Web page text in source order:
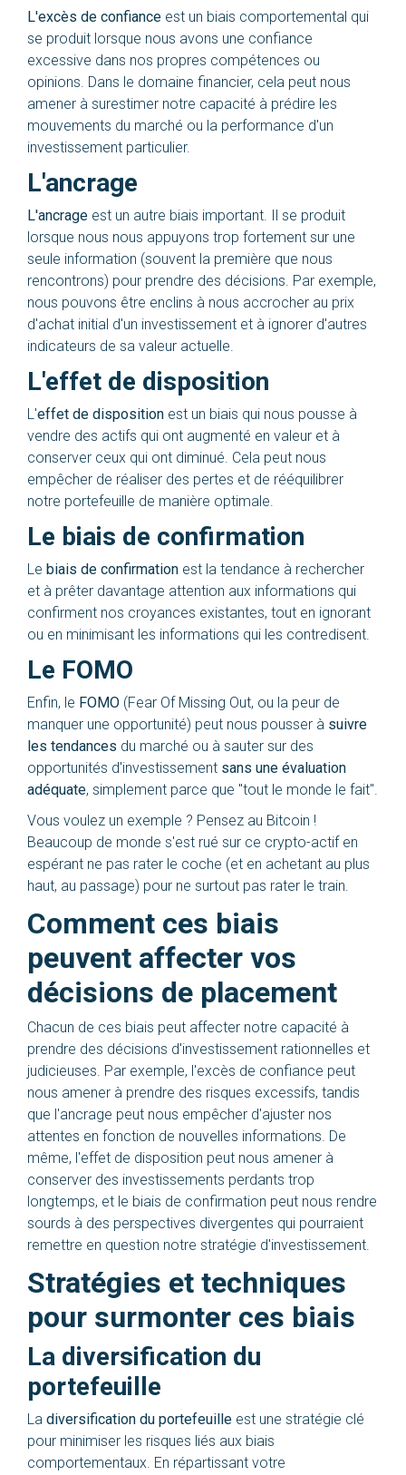
L'excès de confiance est un biais comportemental qui
se produit lorsque nous avons une confiance
excessive dans nos propres compétences ou
opinions. Dans le domaine financier, cela peut nous
amener à surestimer notre capacité à prédire les
mouvements du marché ou la performance d'un
investissement particulier.
L'ancrage
L'ancrage est un autre biais important. Il se produit
lorsque nous nous appuyons trop fortement sur une
seule information (souvent la première que nous
rencontrons) pour prendre des décisions. Par exemple,
nous pouvons être enclins à nous accrocher au prix
d'achat initial d'un investissement et à ignorer d'autres
indicateurs de sa valeur actuelle.
L'effet de disposition
L'effet de disposition est un biais qui nous pousse à
vendre des actifs qui ont augmenté en valeur et à
conserver ceux qui ont diminué. Cela peut nous
empêcher de réaliser des pertes et de rééquilibrer
notre portefeuille de manière optimale.
Le biais de confirmation
Le biais de confirmation est la tendance à rechercher
et à prêter davantage attention aux informations qui
confirment nos croyances existantes, tout en ignorant
ou en minimisant les informations qui les contredisent.
Le FOMO
Enfin, le FOMO (Fear Of Missing Out, ou la peur de
manquer une opportunité) peut nous pousser à suivre
les tendances du marché ou à sauter sur des
opportunités d'investissement sans une évaluation
adéquate, simplement parce que "tout le monde le fait".
Vous voulez un exemple ? Pensez au Bitcoin !
Beaucoup de monde s'est rué sur ce crypto-actif en
espérant ne pas rater le coche (et en achetant au plus
haut, au passage) pour ne surtout pas rater le train.
Comment ces biais
peuvent affecter vos
décisions de placement
Chacun de ces biais peut affecter notre capacité à
prendre des décisions d'investissement rationnelles et
judicieuses. Par exemple, l'excès de confiance peut
nous amener à prendre des risques excessifs, tandis
que l'ancrage peut nous empêcher d'ajuster nos
attentes en fonction de nouvelles informations. De
même, l'effet de disposition peut nous amener à
conserver des investissements perdants trop
longtemps, et le biais de confirmation peut nous rendre
sourds à des perspectives divergentes qui pourraient
remettre en question notre stratégie d'investissement.
Stratégies et techniques
pour surmonter ces biais
La diversification du
portefeuille
La diversification du portefeuille est une stratégie clé
pour minimiser les risques liés aux biais
comportementaux. En répartissant votre